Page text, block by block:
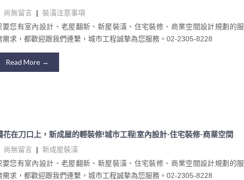
尚無留言 | 裝潢注意事項
要您有室內設計、老屋翻新、新屋裝潢、住宅裝修、商業空間設計規劃的服
需求，都歡迎跟我們連繫，城市工程誠摯為您服務。02-2305-8228
Read More →
花在刀口上，新成屋的輕裝修!城市工程|室內設計-住宅裝修-商業空間
尚無留言 | 新成屋裝潢
要您有室內設計、老屋翻新、新屋裝潢、住宅裝修、商業空間設計規劃的服
需求，都歡迎跟我們連繫，城市工程誠摯為您服務。02-2305-8228